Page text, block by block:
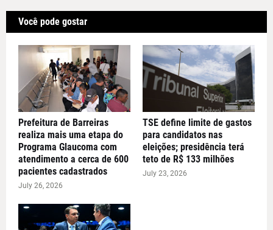
Você pode gostar
Prefeitura de Barreiras
realiza mais uma etapa do
Programa Glaucoma com
atendimento a cerca de 600
pacientes cadastrados
July 26, 2026
TSE define limite de gastos
para candidatos nas
eleições; presidência terá
teto de R$ 133 milhões
July 23, 2026